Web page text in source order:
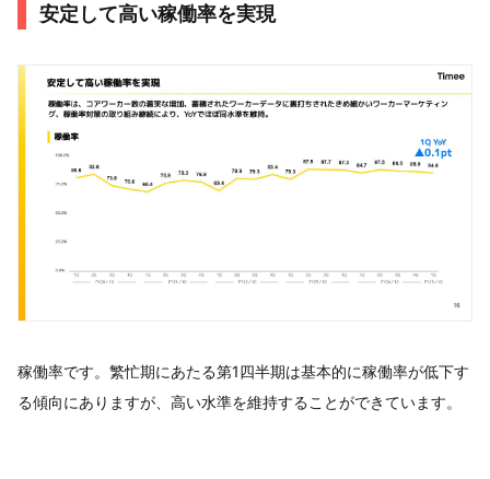
安定して高い稼働率を実現
稼働率です。繁忙期にあたる第1四半期は基本的に稼働率が低下す
る傾向にありますが、高い水準を維持することができています。